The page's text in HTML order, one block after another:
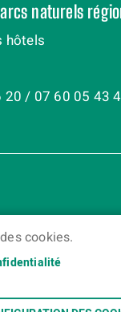
cookies.
naturels
hôtels
20 / 07 60 05 43
conforme